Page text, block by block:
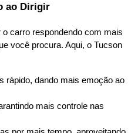
ao Dirigir
carro respondendo com mais
você procura. Aqui, o Tucson
rápido, dando mais emoção ao
mais controle nas